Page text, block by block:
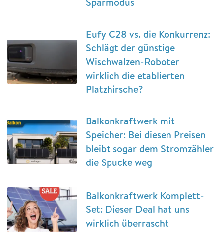
Eufy C28 vs. die Konkurrenz:
Schlägt der günstige
Wischwalzen-Roboter
wirklich die etablierten
Platzhirsche?
Balkonkraftwerk mit
Speicher: Bei diesen Preisen
bleibt sogar dem Stromzähler
die Spucke weg
Balkonkraftwerk Komplett-
Set: Dieser Deal hat uns
wirklich überrascht